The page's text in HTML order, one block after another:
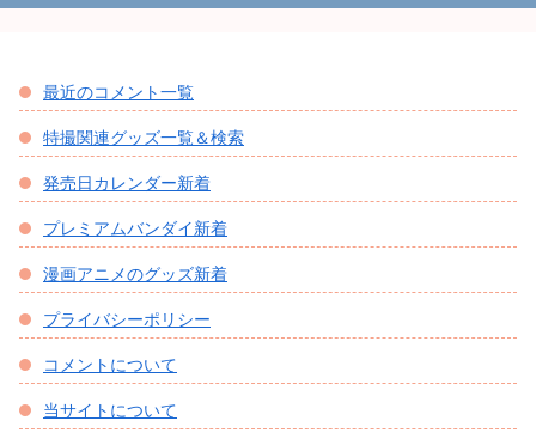
最近のコメント一覧
特撮関連グッズ一覧＆検索
発売日カレンダー新着
プレミアムバンダイ新着
漫画アニメのグッズ新着
プライバシーポリシー
コメントについて
当サイトについて